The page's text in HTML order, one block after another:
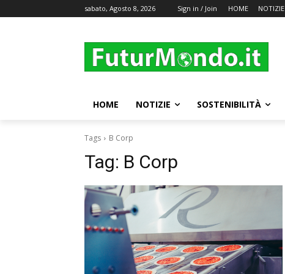
sabato, Agosto 8, 2026 Sign in / Join HOME NOTIZIE
HOME NOTIZIE SOSTENIBILITÀ
Tags B Corp
Tag: B Corp